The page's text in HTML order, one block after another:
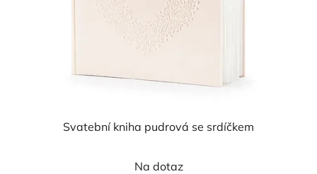
Svatební kniha pudrová se srdíčkem
Na dotaz